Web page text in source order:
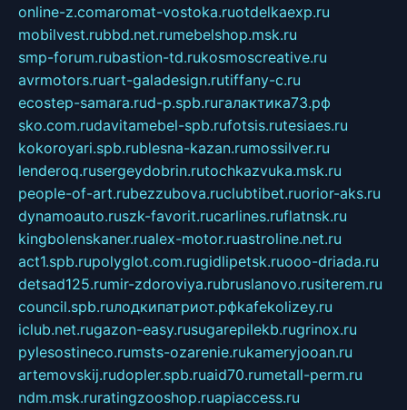
online-z.comaromat-vostoka.ruotdelkaexp.ru
mobilvest.rubbd.net.rumebelshop.msk.ru
smp-forum.rubastion-td.rukosmoscreative.ru
avrmotors.ruart-galadesign.rutiffany-c.ru
ecostep-samara.rud-p.spb.ruгалактика73.рф
sko.com.rudavitamebel-spb.rufotsis.rutesiaes.ru
kokoroyari.spb.rublesna-kazan.rumossilver.ru
lenderoq.rusergeydobrin.rutochkazvuka.msk.ru
people-of-art.rubezzubova.ruclubtibet.ruorior-aks.ru
dynamoauto.ruszk-favorit.rucarlines.ruflatnsk.ru
kingbolenskaner.rualex-motor.ruastroline.net.ru
act1.spb.rupolyglot.com.rugidlipetsk.ruooo-driada.ru
detsad125.rumir-zdoroviya.rubruslanovo.rusiterem.ru
council.spb.ruлодкипатриот.рфkafekolizey.ru
iclub.net.rugazon-easy.rusugarepilekb.rugrinox.ru
pylesostineco.rumsts-ozarenie.rukameryjooan.ru
artemovskij.rudopler.spb.ruaid70.rumetall-perm.ru
ndm.msk.ruratingzooshop.ruapiaccess.ru